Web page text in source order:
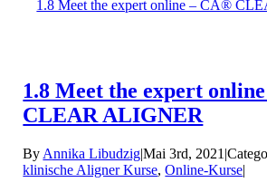
1.8 Meet the expert online – CA®
1.8 Meet the expert
CLEAR ALIGNER
By Annika Libudzig|Mai 3rd, 2021 |
klinische Aligner Kurse,Online-Kurse|